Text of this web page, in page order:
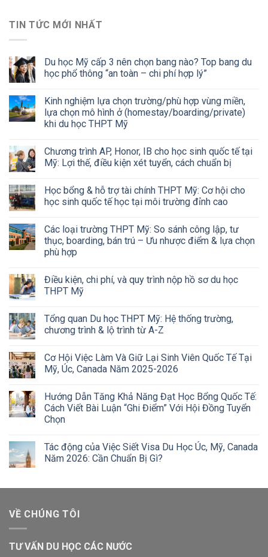
TIN TỨC MỚI NHẤT
Du học Mỹ cấp 3 nên chọn bang nào? Top bang du
học phổ thông “an toàn – chi phí hợp lý”
Kinh nghiệm lựa chọn trường/phù hợp vùng miền,
lựa chọn mô hình ở (homestay/boarding/private)
khi du học THPT Mỹ
Chương trình AP, Honor, IB cho học sinh quốc tế tại
Mỹ: Lợi thế, điều kiện xét tuyển, cách chuẩn bị
Học bổng & hỗ trợ tài chính THPT Mỹ: Cơ hội cho
học sinh quốc tế học tại môi trường đỉnh cao
Các loại trường THPT Mỹ: So sánh công lập, tư
thục, boarding, bán trú – Ưu nhược điểm & lựa chọn
phù hợp
Điều kiện, chi phí, và quy trình nộp hồ sơ du học
THPT Mỹ
Tổng quan Du học THPT Mỹ: Hệ thống trường,
chương trình & lộ trình từ A-Z
Cơ Hội Việc Làm Và Giữ Lại Sinh Viên Quốc Tế Tại
Mỹ, Úc, Canada Năm 2025-2026
Hướng Dẫn Tăng Khả Năng Đạt Học Bổng Quốc Tế:
Cách Viết Bài Luận “Ghi Điểm” Với Hội Đồng Tuyển
Chọn
Tác động của Việc Siết Visa Du Học Úc, Mỹ, Canada
Năm 2026: Cần Chuẩn Bị Gì?
VỀ CHÚNG TÔI
TƯ VẤN DU HỌC CÁC NƯỚC